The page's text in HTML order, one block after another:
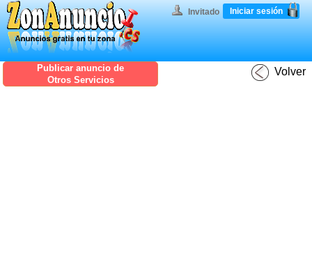
Invitado Iniciar sesión
Publicar anuncio de
Otros Servicios
Volver